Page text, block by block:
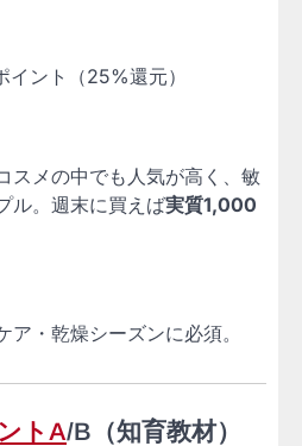
イント（25%還元）
スメの中でも人気が高く、敏
ル。週末に買えば実質1,000
ア・乾燥シーズンに必須。
トA/B（知育教材）